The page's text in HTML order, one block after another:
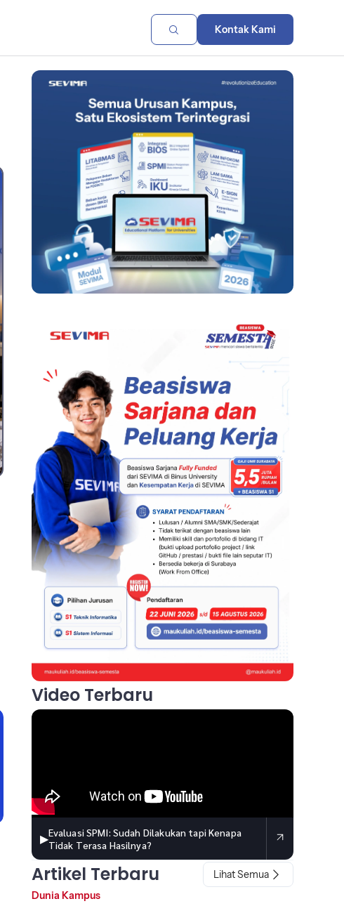
Kontak Kami
Video Terbaru
▶Evaluasi SPMI: Sudah Dilakukan tapi Kenapa
Tidak Terasa Hasilnya?
Artikel Terbaru
Lihat Semua
Dunia Kampus